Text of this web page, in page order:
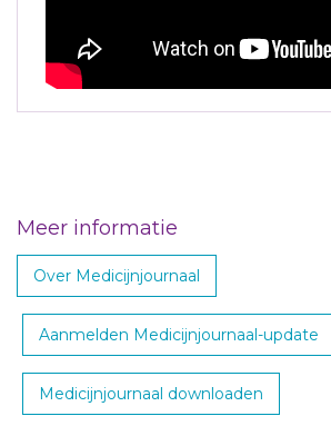
Meer informatie
Over Medicijnjournaal
Aanmelden Medicijnjournaal-update
Medicijnjournaal downloaden